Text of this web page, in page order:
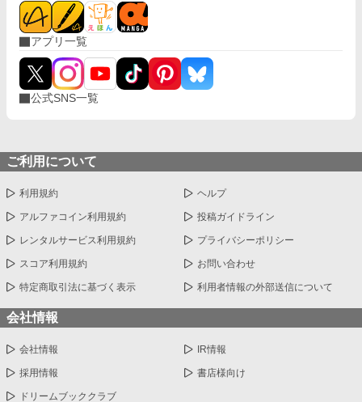
アプリ一覧
公式SNS一覧
ご利用について
利用規約 ヘルプ
アルファコイン利用規約 投稿ガイドライン
レンタルサービス利用規約 プライバシーポリシー
スコア利用規約 お問い合わせ
特定商取引法に基づく表示 利用者情報の外部送信について
会社情報
会社情報 IR情報
採用情報 書店様向け
ドリームブッククラブ